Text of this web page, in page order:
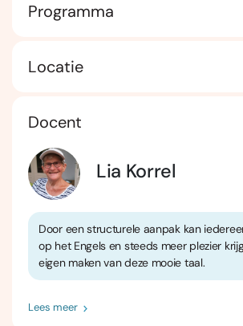
Programma
Locatie
Docent
Lia Korrel
Door een structurele aanpak kan
op het Engels en steeds meer plezier
eigen maken van deze mooie taal.
Lees meer